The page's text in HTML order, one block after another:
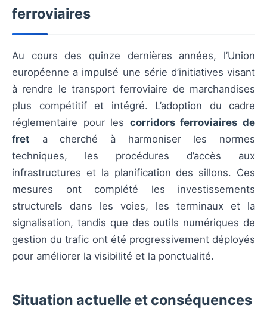
ferroviaires
Au cours des quinze dernières années, l’Union
européenne a impulsé une série d’initiatives visant
à rendre le transport ferroviaire de marchandises
plus compétitif et intégré. L’adoption du cadre
réglementaire pour les corridors ferroviaires de
fret a cherché à harmoniser les normes
techniques, les procédures d’accès aux
infrastructures et la planification des sillons. Ces
mesures ont complété les investissements
structurels dans les voies, les terminaux et la
signalisation, tandis que des outils numériques de
gestion du trafic ont été progressivement déployés
pour améliorer la visibilité et la ponctualité.
Situation actuelle et conséquences